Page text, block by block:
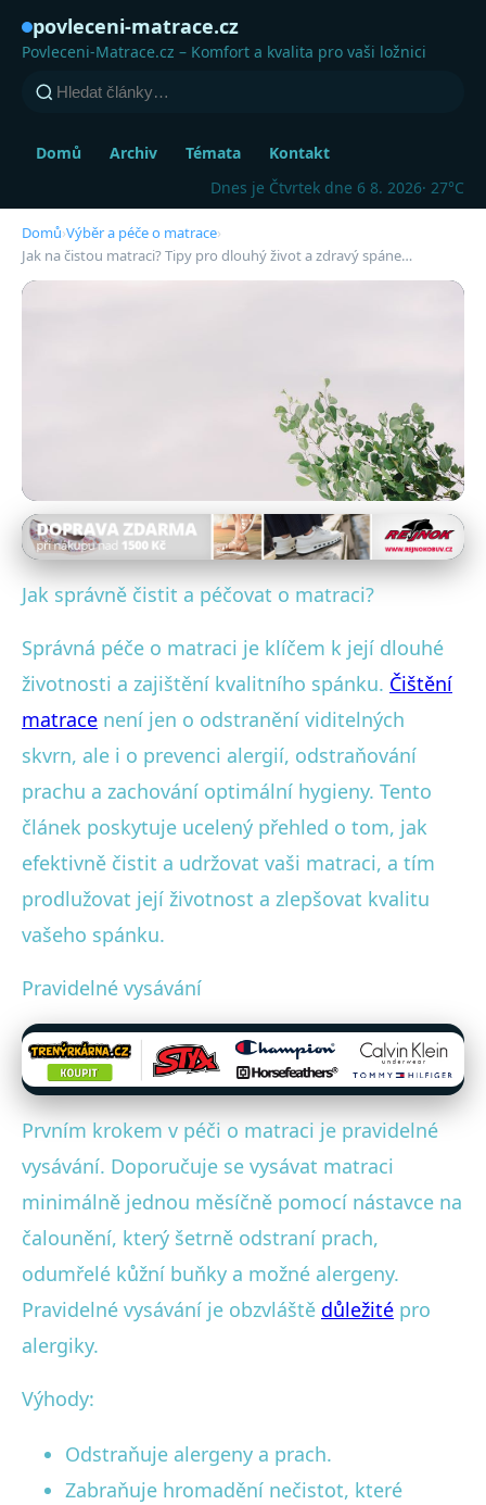
povleceni-matrace.cz
Povleceni-Matrace.cz – Komfort a kvalita pro vaši ložnici
Domů Archiv Témata
Kontakt
Dnes je Čtvrtek dne 6 8. 2026· 27°C
Domů›Výběr a péče o matrace›
Jak na čistou matraci? Tipy pro dlouhý život a zdravý spáne…
Výběr a péče o matrace
Jak na čistou matraci? Tipy pro
16. 10. 2025 · 4 min čtení · Autor: Lukáš Sedláček
Jak správně čistit a péčovat o matraci?
Správná péče o matraci je klíčem k její dlouhé
životnosti a zajištění kvalitního spánku. Čištění
matrace není jen o odstranění viditelných
skvrn, ale i o prevenci alergií, odstraňování
prachu a zachování optimální hygieny. Tento
článek poskytuje ucelený přehled o tom, jak
efektivně čistit a udržovat vaši matraci, a tím
prodlužovat její životnost a zlepšovat kvalitu
vašeho spánku.
Pravidelné vysávání
Prvním krokem v péči o matraci je pravidelné
vysávání. Doporučuje se vysávat matraci
minimálně jednou měsíčně pomocí nástavce na
čalounění, který šetrně odstraní prach,
odumřelé kůžní buňky a možné alergeny.
Pravidelné vysávání je obzvláště důležité pro
alergiky.
Výhody:
Odstraňuje alergeny a prach.
Zabraňuje hromadění nečistot, které